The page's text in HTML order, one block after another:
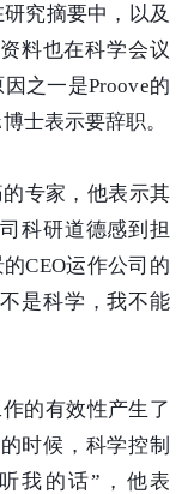
究摘要中，以及
料也在科学会议
之一是Proove的
士表示要辞职。
专家，他表示其
科研道德感到担
CEO运作公司的
是科学，我不能
的有效性产生了
时候，科学控制
我的话”，他表